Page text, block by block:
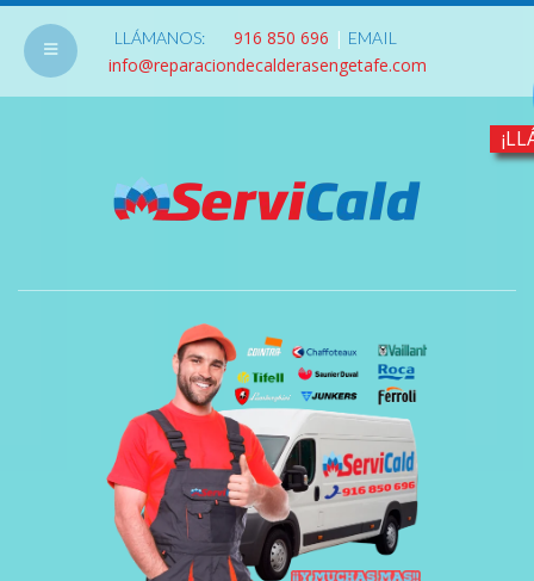
LLÁMANOS: 916 850 696 | EMAIL
info@reparaciondecalderasengetafe.com